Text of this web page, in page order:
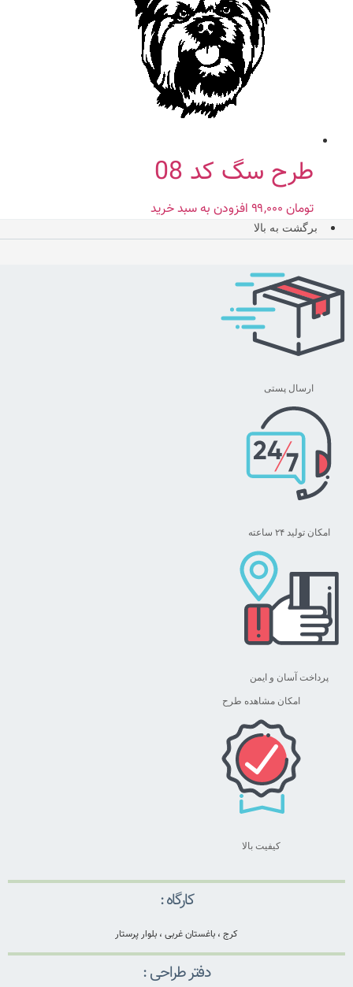
طرح سگ کد 08
تومان افزودن به سبد خرید
برگشت به بالا
ارسال پستی
امکان تولید ۲۴ ساعته
پرداخت آسان و ایمن
امکان مشاهده طرح
کیفیت بالا
کارگاه :
کرج ، باغستان غربی ، بلوار پرستار
دفتر طراحی :